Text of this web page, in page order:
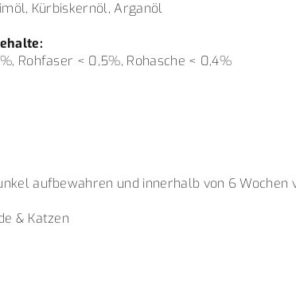
Kürbiskernöl, Arganöl
Rohfaser < 0,5%, Rohasche < 0,4%
aufbewahren und innerhalb von 6 Wochen
& Katzen